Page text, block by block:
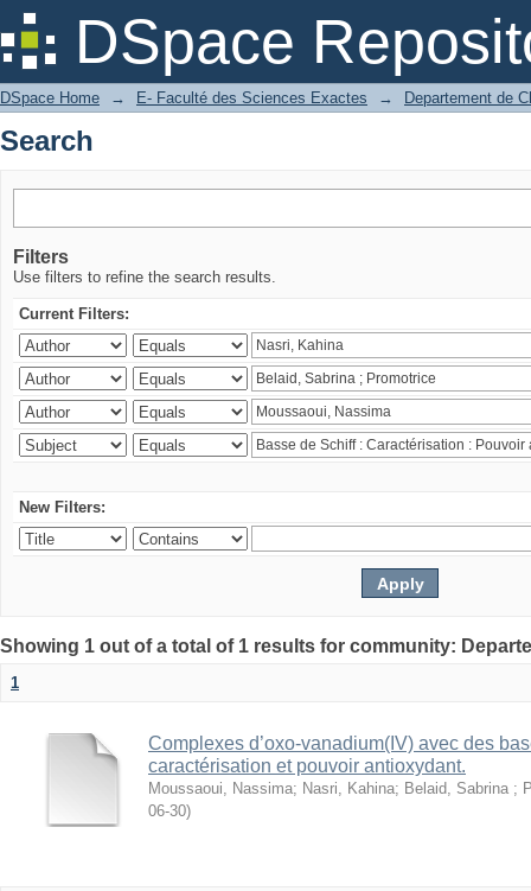
DSpace
Search
DSpace Home → E- Faculté des Sciences Exactes → Departement de
Search
Filters
Use filters to refine the search results.
Current Filters:
New Filters:
Showing 1 out of a total of 1 results for community:
1
Complexes d’oxo-vanadium(IV) avec des
caractérisation et pouvoir antioxydant.
Moussaoui, Nassima; Nasri, Kahina; Belaid, Sabrina ;
06-30)